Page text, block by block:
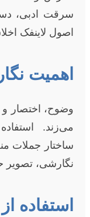
سرقت ادبی،
اصول لاینفک
اهمیت
وضوح، اختصار
می‌زند.
ساختار جملات
نگارشی، تصویر
استفاده